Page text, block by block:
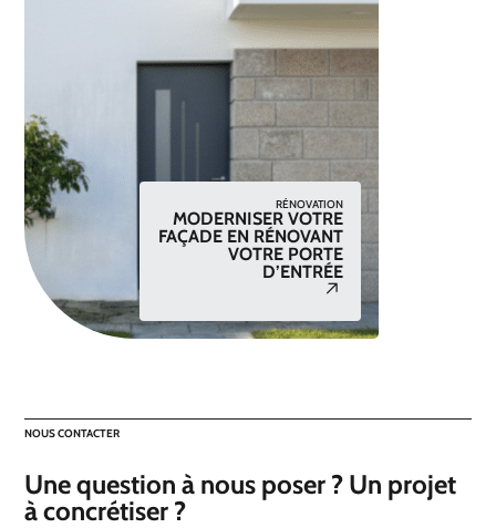
RÉNOVATION
MODERNISER VOTRE
FAÇADE EN RÉNOVANT
VOTRE PORTE
D’ENTRÉE
NOUS CONTACTER
Une question à nous poser ? Un projet
à concrétiser ?